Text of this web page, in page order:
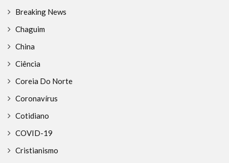
Breaking News
Chaguim
China
Ciência
Coreia Do Norte
Coronavírus
Cotidiano
COVID-19
Cristianismo